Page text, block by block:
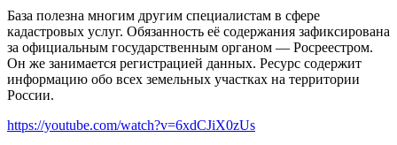
База полезна многим другим специалистам в сфере
кадастровых услуг. Обязанность её содержания зафиксирована
за официальным государственным органом — Росреестром.
Он же занимается регистрацией данных. Ресурс содержит
информацию обо всех земельных участках на территории
России.
https://youtube.com/watch?v=6xdCJiX0zUs